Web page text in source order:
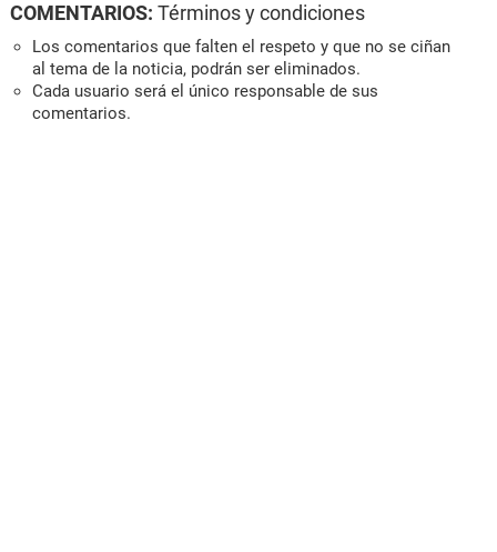
COMENTARIOS: Términos y condiciones
Los comentarios que falten el respeto y que no se ciñan
al tema de la noticia, podrán ser eliminados.
Cada usuario será el único responsable de sus
comentarios.